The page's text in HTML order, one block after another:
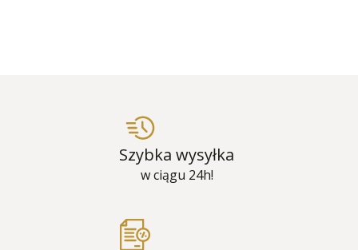
Szybka wysyłka
w ciągu 24h!